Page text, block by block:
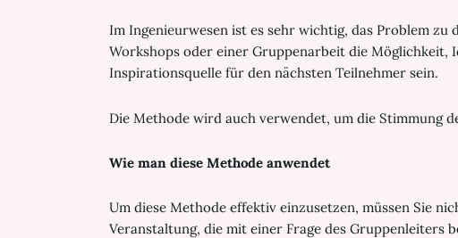
Im Ingenieurwesen ist es sehr wichtig, das Problem
Workshops oder einer Gruppenarbeit die Möglichkeit,
Inspirationsquelle für den nächsten Teilnehmer sein.
Die Methode wird auch verwendet, um die Stimmung
Wie man diese Methode anwendet
Um diese Methode effektiv einzusetzen, müssen Sie
Veranstaltung, die mit einer Frage des